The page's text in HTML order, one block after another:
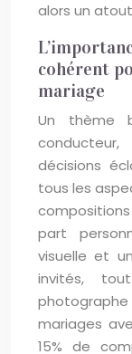
alors un
cohérent
mariage
Un thème
décisions
tous les
part
visuelle et
invités,
mariages
15% de